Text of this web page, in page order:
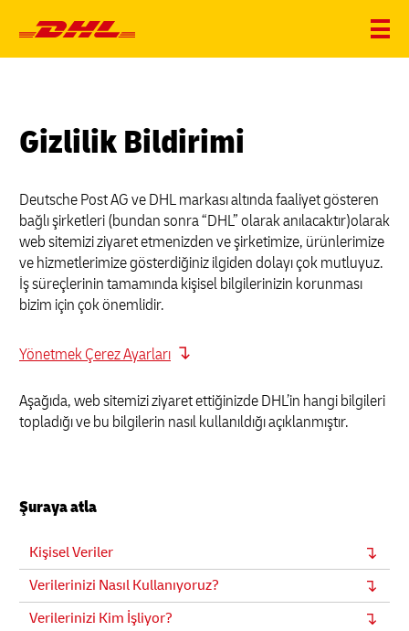
Gizlilik Bildirimi
Deutsche Post AG ve DHL markası altında faaliyet gösteren
bağlı şirketleri (bundan sonra “DHL” olarak anılacaktır)olarak
web sitemizi ziyaret etmenizden ve şirketimize, ürünlerimize
ve hizmetlerimize gösterdiğiniz ilgiden dolayı çok mutluyuz.
İş süreçlerinin tamamında kişisel bilgilerinizin korunması
bizim için çok önemlidir.
Yönetmek Çerez Ayarları
Aşağıda, web sitemizi ziyaret ettiğinizde DHL’in hangi bilgileri
topladığı ve bu bilgilerin nasıl kullanıldığı açıklanmıştır.
Şuraya atla
Kişisel Veriler
Verilerinizi Nasıl Kullanıyoruz?
Verilerinizi Kim İşliyor?